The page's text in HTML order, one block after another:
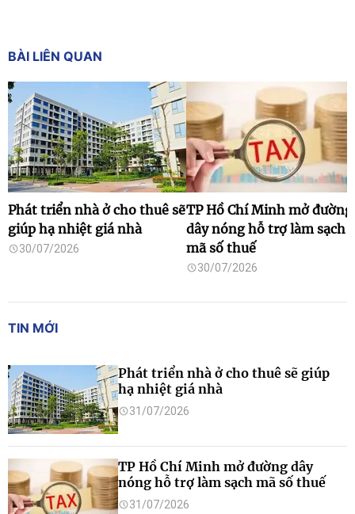
BÀI LIÊN QUAN
Phát triển nhà ở cho thuê sẽ
giúp hạ nhiệt giá nhà
30/07/2026
TP Hồ Chí Minh mở đường
dây nóng hỗ trợ làm sạch
mã số thuế
30/07/2026
TIN MỚI
Phát triển nhà ở cho thuê sẽ giúp
hạ nhiệt giá nhà
31/07/2026
TP Hồ Chí Minh mở đường dây
nóng hỗ trợ làm sạch mã số thuế
31/07/2026